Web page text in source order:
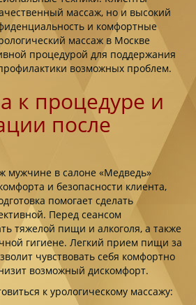
массаж, но и высокий
и комфортные
массаж в Москве
процедурой для поддержания
возможных проблем.
к процедуре и
после
мужчине в салоне «Медведь»
и безопасности клиента,
помогает сделать
Перед сеансом
тяжелой пищи и алкоголя, а также
гигиене. Легкий прием пищи за
чувствовать себя комфортно
возможный дискомфорт.
к урологическому массажу: